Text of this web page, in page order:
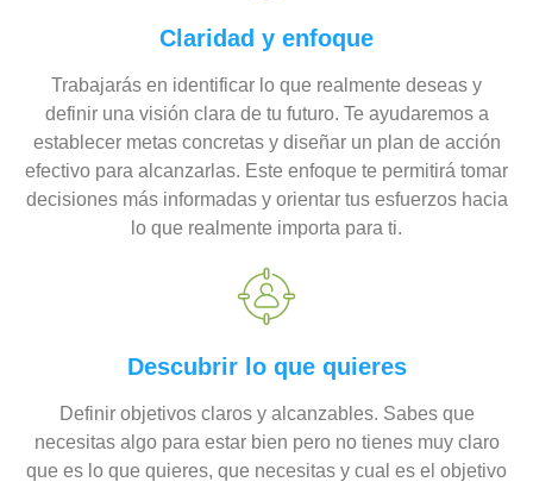
Claridad y enfoque
Trabajarás en identificar lo que realmente deseas y
definir una visión clara de tu futuro. Te ayudaremos a
establecer metas concretas y diseñar un plan de acción
efectivo para alcanzarlas. Este enfoque te permitirá tomar
decisiones más informadas y orientar tus esfuerzos hacia
lo que realmente importa para ti.
Descubrir lo que quieres
Definir objetivos claros y alcanzables. Sabes que
necesitas algo para estar bien pero no tienes muy claro
que es lo que quieres, que necesitas y cual es el objetivo